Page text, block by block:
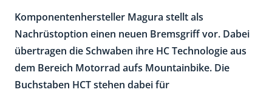
Komponentenhersteller Magura stellt als
Nachrüstoption einen neuen Bremsgriff vor. Dabei
übertragen die Schwaben ihre HC Technologie aus
dem Bereich Motorrad aufs Mountainbike. Die
Buchstaben HCT stehen dabei für